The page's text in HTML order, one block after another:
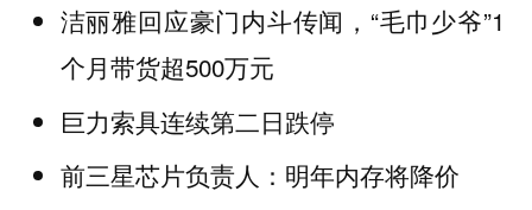
洁丽雅回应豪门内斗传闻，“毛巾少爷”1
个月带货超500万元
巨力索具连续第二日跌停
前三星芯片负责人：明年内存将降价